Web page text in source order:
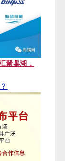
聚巢湖，